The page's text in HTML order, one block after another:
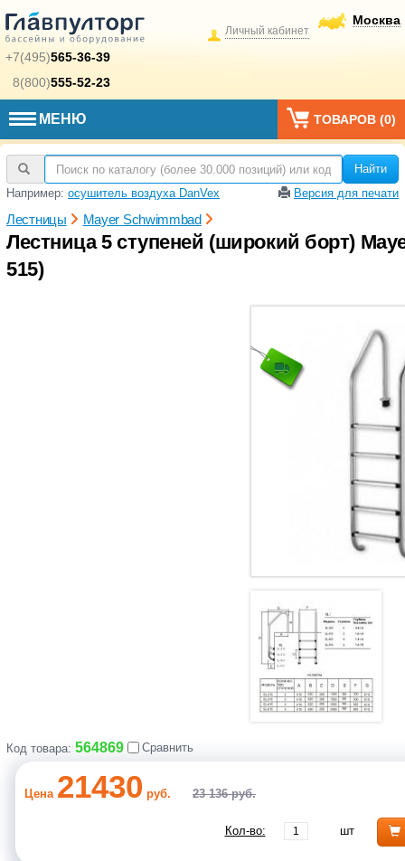
+7(495)565-36-39
8(800)555-52-23
Москва
Личный кабинет
МЕНЮ ТОВАРОВ (0)
Найти
Например: осушитель воздуха DanVex Версия для печати
Лестницы Mayer Schwimmbad
Лестница 5 ступеней (широкий борт)
515)
Код товара: 564869 Сравнить
Цена 21430 руб. 23 136 руб.
Кол-во: шт